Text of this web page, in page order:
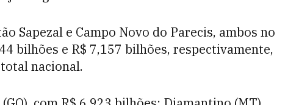
Sapezal e Campo Novo do Parecis, ambos no
bilhões e R$ 7,157 bilhões, respectivamente,
nacional.